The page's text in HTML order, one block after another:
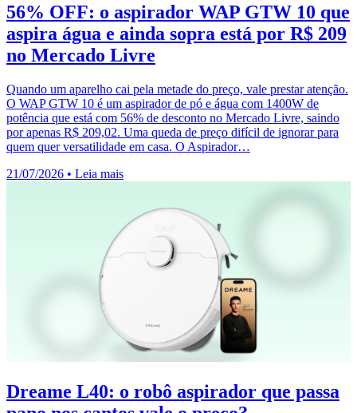
56% OFF: o aspirador WAP GTW 10 que
aspira água e ainda sopra está por R$ 209
no Mercado Livre
Quando um aparelho cai pela metade do preço, vale prestar atenção.
O WAP GTW 10 é um aspirador de pó e água com 1400W de
potência que está com 56% de desconto no Mercado Livre, saindo
por apenas R$ 209,02. Uma queda de preço difícil de ignorar para
quem quer versatilidade em casa. O Aspirador…
21/07/2026 • Leia mais
Dreame L40: o robô aspirador que passa